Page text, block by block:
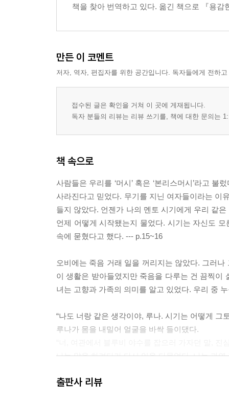
책을 찾아 번역하고 있다. 옮긴 책으로 『용
만든 이 코멘트
저자, 역자, 편집자를 위한 공간입니다. 독자들에게 전하
접수된 글은 확인을 거쳐 이 곳에 게재됩니다.
독자 분들의 리뷰는 리뷰 쓰기를, 책에 대한 문의는
책 속으로
사람들은 우리를 ‘머시’ 혹은 ‘본리스머시’라고
사라진다고 믿었다. 무기를 지닌 여자들이라는 이
들지 않았다. 언젠가 나의 멘토 시기에게 우리 같
언제 어떻게 시작됐는지 물었다. 시기는 자신도
속에 묻혔다고 했다. --- p.15~16
오비에는 죽음 거래 일을 꺼리지는 않았다. 그러
이 생활은 받아들였지만 죽음을 다루는 건 끔찍이
녀는 고향과 가족의 의미를 알고 있었다. 우리 중
“나도 너랑 같은 생각이야, 루나. 시기는 어떻게 그
루나가 몸을 내밀어 얼굴을 바싹 들이댔다.
나는 말을 하려다가 다시 입을 다물었다. 나는 과연
“사람들이 고통 속에서 우리를 필요로 하고 있어.
출판사 리뷰